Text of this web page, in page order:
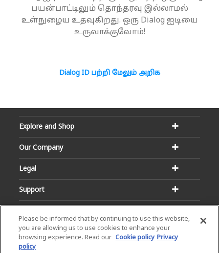
பயன்பாட்டிலும் தொந்தரவு இல்லாமல்
உள்நுழைய உதவுகிறது. ஒரு Dialog ஐடியை
உருவாக்குவோம்!
Dialog ID பற்றி மேலும் அறிக
Explore and Shop
Our Company
Legal
Support
Please be informed that by continuing to use this website,
you are allowing us to use cookies to enhance your
browsing experience. Read our Cookie policy Privacy
policy